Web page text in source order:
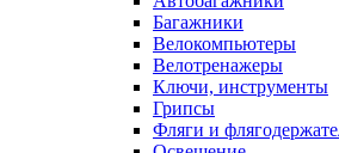
Багажники
Велокомпьютеры
Велотренажеры
Ключи, инструменты
Грипсы
Фляги и